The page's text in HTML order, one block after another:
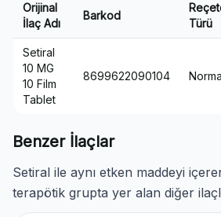
Orijinal
İlaç Adı
Barkod
Türü
Setiral
10 MG
10 Film
Tablet
8699622090104
Benzer İlaçlar
Setiral ile aynı etken maddeyi
terapötik grupta yer alan diğer